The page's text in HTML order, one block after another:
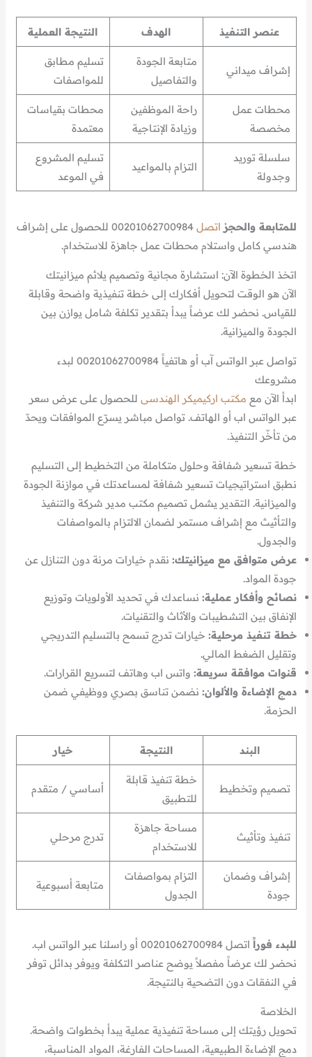
عنصر التنفيذ الهدف النتيجة العملية
إشراف ميداني
متابعة الجودة
والتفاصيل
تسليم مطابق
للمواصفات
محطات عمل
مخصصة
راحة الموظفين
وزيادة الإنتاجية
محطات بقياسات
معتمدة
سلسلة توريد
وجدولة
التزام بالمواعيد
تسليم المشروع
في الموعد
للمتابعة والحجز اتصل
00201062700984 للحصول على إشراف
هندسي كامل واستلام محطات عمل جاهزة للاستخدام.
اتخذ الخطوة الآن: استشارة مجانية وتصميم يلائم ميزانيتك
الآن هو الوقت لتحويل أفكارك إلى خطة تنفيذية واضحة وقابلة
للقياس. نحضر لك عرضاً يبدأ بتقدير تكلفة شامل يوازن بين
الجودة والميزانية.
تواصل عبر الواتس آب أو هاتفياً 00201062700984 لبدء
مشروعك
ابدأ الآن مع مكتب اركيميكر الهندسى للحصول على عرض سعر
عبر الواتس اب أو الهاتف. تواصل مباشر يسرّع الموافقات ويحدّ
من تأخّر التنفيذ.
خطة تسعير شفافة وحلول متكاملة من التخطيط إلى التسليم
نطبق استراتيجيات تسعير شفافة لمساعدتك في موازنة الجودة
والميزانية. التقدير يشمل تصميم مكتب مدير شركة والتنفيذ
والتأثيث مع إشراف مستمر لضمان الالتزام بالمواصفات
والجدول.
عرض متوافق مع ميزانيتك: نقدم خيارات مرنة دون التنازل عن
جودة المواد.
نصائح وأفكار عملية: نساعدك في تحديد الأولويات وتوزيع
الإنفاق بين التشطيبات والأثاث والتقنيات.
خطة تنفيذ مرحلية: خيارات تدرج تسمح بالتسليم التدريجي
وتقليل الضغط المالي.
قنوات موافقة سريعة: واتس اب وهاتف لتسريع القرارات.
دمج الإضاءة والألوان: نضمن تناسق بصري ووظيفي ضمن
الحزمة.
البند النتيجة خيار
تصميم وتخطيط
خطة تنفيذ قابلة
للتطبيق
أساسي / متقدم
تنفيذ وتأثيث
مساحة جاهزة
للاستخدام
تدرج مرحلي
إشراف وضمان
جودة
التزام بمواصفات
الجدول
متابعة أسبوعية
للبدء فوراً
اتصل 00201062700984 أو راسلنا عبر الواتس اب.
نحضر لك عرضاً مفصلاً يوضح عناصر التكلفة ويوفر بدائل توفر
في النفقات دون التضحية بالنتيجة.
الخلاصة
تحويل رؤيتك إلى مساحة تنفيذية عملية يبدأ بخطوات واضحة.
دمج الإضاءة الطبيعية، المساحات الفارغة، المواد المناسبة،